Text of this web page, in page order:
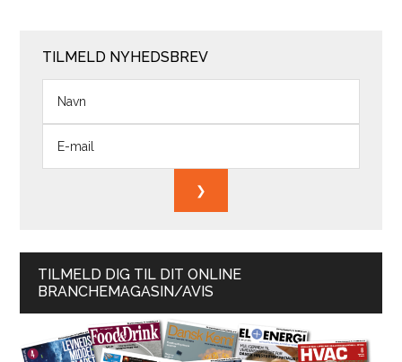
TILMELD NYHEDSBREV
TILMELD DIG TIL DIT ONLINE
BRANCHEMAGASIN/AVIS